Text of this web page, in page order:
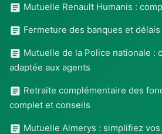
Mutuelle Renault Humanis :
Fermeture des banques et
Mutuelle de la Police nationale :
adaptée aux agents
Retraite complémentaire des
complet et conseils
Mutuelle Almerys : simplifiez